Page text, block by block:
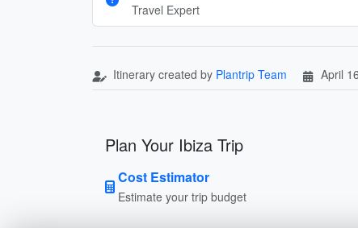
Travel Expert
Itinerary created by Plantrip Team April
Plan Your Ibiza Trip
Cost Estimator
Estimate your trip budget